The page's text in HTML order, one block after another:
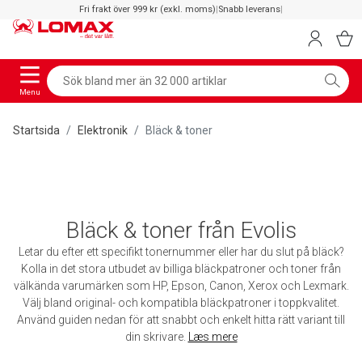
Fri frakt över 999 kr (exkl. moms)|Snabb leverans|
Menu
Startsida Elektronik Bläck & toner
Bläck & toner från Evolis
Letar du efter ett specifikt tonernummer eller har du slut på bläck?
Kolla in det stora utbudet av billiga bläckpatroner och toner från
välkända varumärken som HP, Epson, Canon, Xerox och Lexmark.
Välj bland original- och kompatibla bläckpatroner i toppkvalitet.
Använd guiden nedan för att snabbt och enkelt hitta rätt variant till
din skrivare.
Læs mere